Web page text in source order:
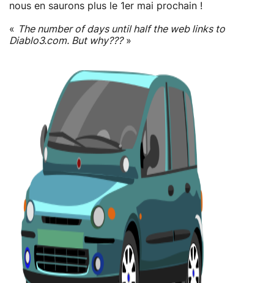
nous en saurons plus le 1er mai prochain !
« The number of days until half the web links to
Diablo3.com. But why???»